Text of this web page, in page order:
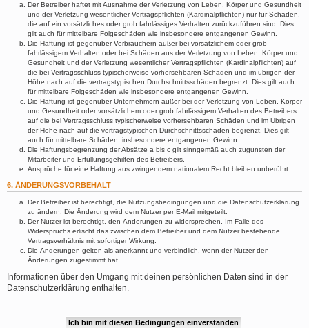
Der Betreiber haftet mit Ausnahme der Verletzung von Leben, Körper und Gesundheit
und der Verletzung wesentlicher Vertragspflichten (Kardinalpflichten) nur für Schäden,
die auf ein vorsätzliches oder grob fahrlässiges Verhalten zurückzuführen sind. Dies
gilt auch für mittelbare Folgeschäden wie insbesondere entgangenen Gewinn.
Die Haftung ist gegenüber Verbrauchern außer bei vorsätzlichem oder grob
fahrlässigem Verhalten oder bei Schäden aus der Verletzung von Leben, Körper und
Gesundheit und der Verletzung wesentlicher Vertragspflichten (Kardinalpflichten) auf
die bei Vertragsschluss typischerweise vorhersehbaren Schäden und im übrigen der
Höhe nach auf die vertragstypischen Durchschnittsschäden begrenzt. Dies gilt auch
für mittelbare Folgeschäden wie insbesondere entgangenen Gewinn.
Die Haftung ist gegenüber Unternehmern außer bei der Verletzung von Leben, Körper
und Gesundheit oder vorsätzlichem oder grob fahrlässigem Verhalten des Betreibers
auf die bei Vertragsschluss typischerweise vorhersehbaren Schäden und im Übrigen
der Höhe nach auf die vertragstypischen Durchschnittsschäden begrenzt. Dies gilt
auch für mittelbare Schäden, insbesondere entgangenen Gewinn.
Die Haftungsbegrenzung der Absätze a bis c gilt sinngemäß auch zugunsten der
Mitarbeiter und Erfüllungsgehilfen des Betreibers.
Ansprüche für eine Haftung aus zwingendem nationalem Recht bleiben unberührt.
6. ÄNDERUNGSVORBEHALT
Der Betreiber ist berechtigt, die Nutzungsbedingungen und die Datenschutzerklärung
zu ändern. Die Änderung wird dem Nutzer per E-Mail mitgeteilt.
Der Nutzer ist berechtigt, den Änderungen zu widersprechen. Im Falle des
Widerspruchs erlischt das zwischen dem Betreiber und dem Nutzer bestehende
Vertragsverhältnis mit sofortiger Wirkung.
Die Änderungen gelten als anerkannt und verbindlich, wenn der Nutzer den
Änderungen zugestimmt hat.
Informationen über den Umgang mit deinen persönlichen Daten sind in der
Datenschutzerklärung enthalten.